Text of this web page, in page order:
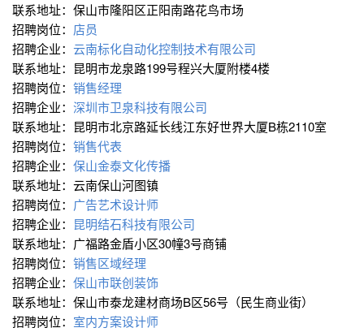
联系地址：保山市隆阳区正阳南路花鸟市场
招聘岗位： 店员
招聘企业： 云南标化自动化控制技术有限公司
联系地址：昆明市龙泉路199号程兴大厦附楼4楼
招聘岗位： 销售经理
招聘企业： 深圳市卫泉科技有限公司
联系地址：昆明市北京路延长线江东好世界大厦B栋2110室
招聘岗位： 销售代表
招聘企业： 保山金泰文化传播
联系地址：云南保山河图镇
招聘岗位： 广告艺术设计师
招聘企业： 昆明结石科技有限公司
联系地址：广福路金盾小区30幢3号商铺
招聘岗位： 销售区域经理
招聘企业： 保山市联创装饰
联系地址：保山市泰龙建材商场B区56号（民生商业街）
招聘岗位： 室内方案设计师